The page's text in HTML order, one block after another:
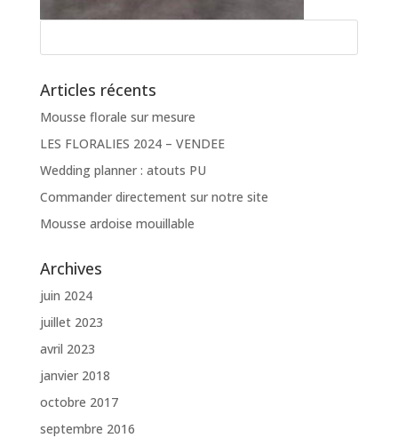
Articles récents
Mousse florale sur mesure
LES FLORALIES 2024 – VENDEE
Wedding planner : atouts PU
Commander directement sur notre site
Mousse ardoise mouillable
Archives
juin 2024
juillet 2023
avril 2023
janvier 2018
octobre 2017
septembre 2016